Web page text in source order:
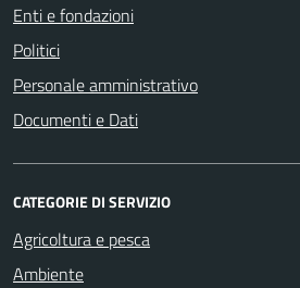
Enti e fondazioni
Politici
Personale amministrativo
Documenti e Dati
CATEGORIE DI SERVIZIO
Agricoltura e pesca
Ambiente